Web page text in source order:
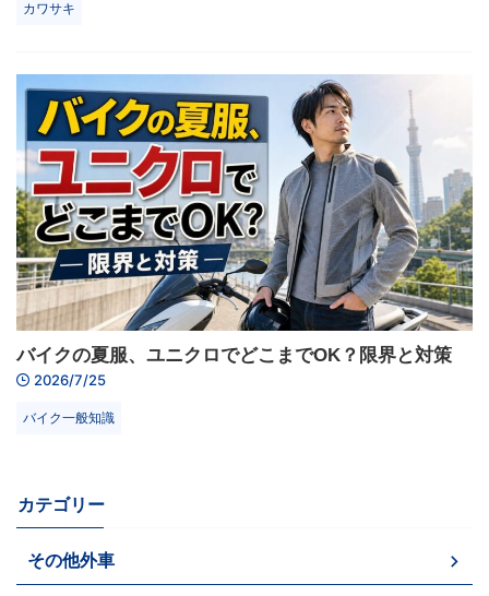
カワサキ
バイクの夏服、ユニクロでどこまでOK？限界と対策
2026/7/25
バイク一般知識
カテゴリー
その他外車